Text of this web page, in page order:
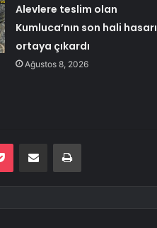
Alevlere teslim olan
Kumluca’nın son hali hasarı
ortaya çıkardı
Ağustos 8, 2026
Pocket E-Posta ile paylaş Yazdır